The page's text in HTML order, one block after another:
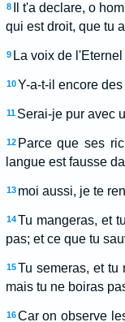
8
Il t'a declare, o
qui est droit, que tu
9 La voix de
10 Y-a-t-il encore
11 Serai-je pur avec
12 Parce que ses
langue est fausse
13 moi aussi, je te
14 Tu mangeras, et
pas; et ce que tu
15 Tu semeras, et
mais tu ne boiras
16 Car on observe